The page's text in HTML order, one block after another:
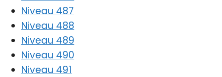
Niveau 487
Niveau 488
Niveau 489
Niveau 490
Niveau 491